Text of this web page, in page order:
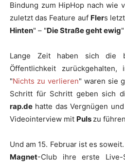
Bindung zum HipHop nach wie
zuletzt das Feature auf Flers
Hinten" – "Die Straße geht ewig
Lange Zeit haben sich die
Öffentlichkeit
"Nichts zu verlieren" waren sie
Schritt für Schritt geben sich
rap.de hatte das Vergnügen
Videointerview mit Puls zu
Und am 15. Februar ist es soweit.
Magnet-Club ihre erste Live-